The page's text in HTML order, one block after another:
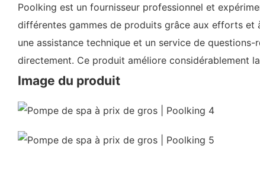
Poolking est un fournisseur professionnel et
différentes gammes de produits grâce aux efforts et
une assistance technique et un service de
directement. Ce produit améliore considérablement
Image du produit